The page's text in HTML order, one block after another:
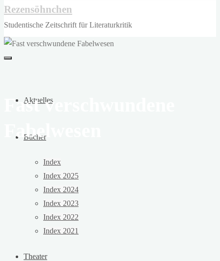
Rezensöhnchen
Studentische Zeitschrift für Literaturkritik
Aktuelles
Bücher
Index
Index 2025
Index 2024
Index 2023
Index 2022
Index 2021
Theater
Fast verschwundene
Fabelwesen